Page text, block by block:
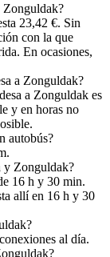
Zonguldak?
23,42 €. Sin
con la que
En ocasiones,
a Zonguldak?
a Zonguldak es
y en horas no
autobús?
y Zonguldak?
16 h y 30 min.
allí en 16 h y 30
al día.